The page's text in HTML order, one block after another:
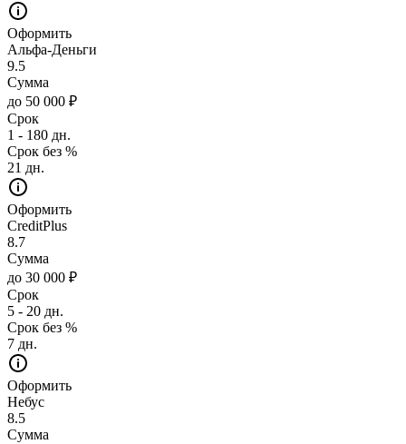
Оформить
Альфа-Деньги
9.5
Сумма
до 50 000 ₽
Срок
1 - 180 дн.
Срок без %
21 дн.
Оформить
CreditPlus
8.7
Сумма
до 30 000 ₽
Срок
5 - 20 дн.
Срок без %
7 дн.
Оформить
Небус
8.5
Сумма